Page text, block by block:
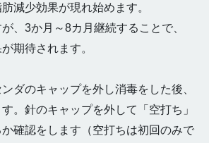
減少効果が現れ始めます。
、3か月～8カ月継続することで、
期待されます。
ダのキャップを外し消毒をした後、
。針のキャップを外して「空打ち」
確認をします（空打ちは初回のみで